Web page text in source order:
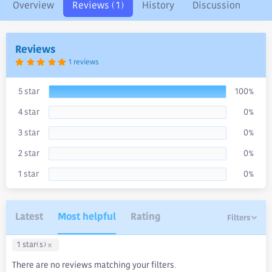
Overview Reviews (1) History Discussion
Reviews
5
0
0
s
t
a
(
s
1 reviews
5 star
100%
4 star
0%
3 star
0%
2 star
0%
1 star
0%
Latest Most helpful Rating Filters
1 star(s)
There are no reviews matching your filters.